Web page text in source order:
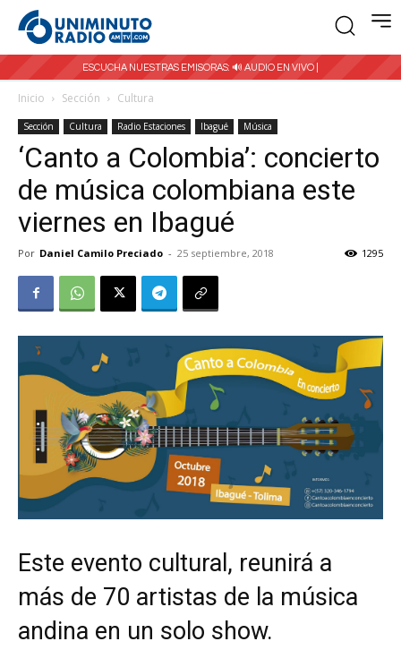
ESCUCHA NUESTRAS EMISORAS: 🔊 AUDIO EN VIVO |
Inicio Sección Cultura
Sección Cultura Radio Estaciones Ibagué Música
‘Canto a Colombia’: concierto
de música colombiana este
viernes en Ibagué
Por Daniel Camilo Preciado - 25 septiembre, 2018 1295
Este evento cultural, reunirá a
más de 70 artistas de la música
andina en un solo show.